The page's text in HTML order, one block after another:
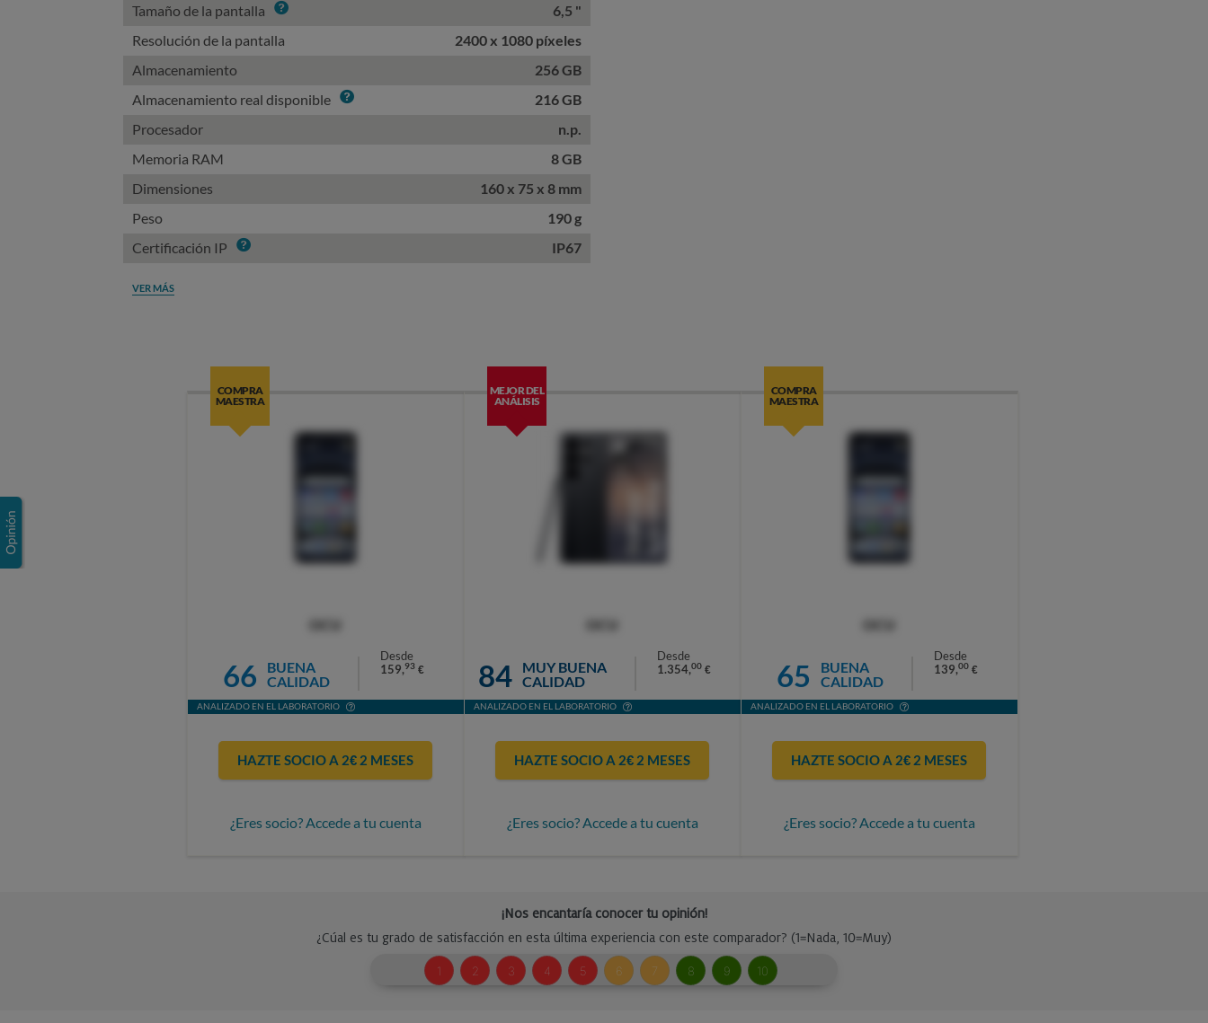
Tamaño de la pantalla Info
6,5 "
Resolución de la pantalla
2400 x 1080 píxeles
Almacenamiento
256 GB
Almacenamiento real disponible Info
216 GB
Procesador
n.p.
Memoria RAM
8 GB
Dimensiones
160 x 75 x 8 mm
Peso
190 g
Certificación IP Info IP67
VER MÁS
COMPRA
MAESTRA
66
BUENA
CALIDAD
Desde
159,93 €
ANALIZADO EN EL LABORATORIO
HAZTE SOCIO A 2€ 2 MESES
¿Eres socio? Accede a tu cuenta
MEJOR DEL
ANÁLISIS
84
MUY BUENA
CALIDAD
Desde
1.354,00 €
ANALIZADO EN EL LABORATORIO
HAZTE SOCIO A 2€ 2 MESES
¿Eres socio? Accede a tu cuenta
COMPRA
MAESTRA
65
BUENA
CALIDAD
Desde
139,00 €
ANALIZADO EN EL LABORATORIO
HAZTE SOCIO A 2€ 2 MESES
¿Eres socio? Accede a tu cuenta